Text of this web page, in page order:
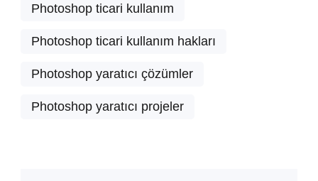
Photoshop ticari kullanım
Photoshop ticari kullanım hakları
Photoshop yaratıcı çözümler
Photoshop yaratıcı projeler